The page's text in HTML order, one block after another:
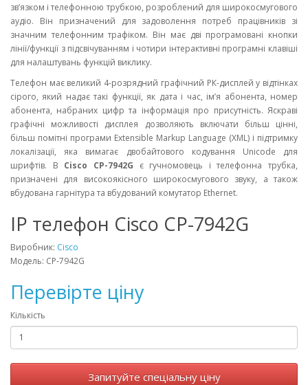
зв’язком і телефонною трубкою, розроблений для широкосмугового
аудіо. Він призначений для задоволення потреб працівників зі
значним телефонним трафіком. Він має дві програмовані кнопки
лінії/функції з підсвічуванням і чотири інтерактивні програмні клавіші
для налаштувань функцій виклику.
Телефон має великий 4-розрядний графічний РК-дисплей у відтінках
сірого, який надає такі функції, як дата і час, ім’я абонента, номер
абонента, набраних цифр та інформація про присутність. Яскраві
графічні можливості дисплея дозволяють включати більш цінні,
більш помітні програми Extensible Markup Language (XML) і підтримку
локалізації, яка вимагає двобайтового кодування Unicode для
шрифтів. В Cisco CP-7942G є гучномовець і телефонна трубка,
призначені для високоякісного широкосмугового звуку, а також
вбудована гарнітура та вбудований комутатор Ethernet.
IP телефон Cisco CP-7942G
Виробник: Cisco
Модель: CP-7942G
Перевірте ціну
Кількість
Запитуйте спеціальну ціну